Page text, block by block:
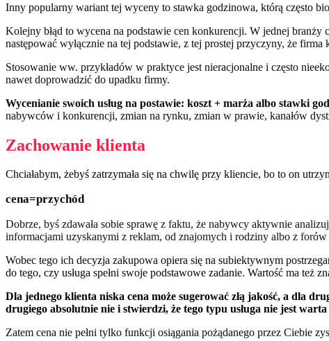
Inny popularny wariant tej wyceny to stawka godzinowa, którą często
Kolejny błąd to wycena na podstawie cen konkurencji. W jednej
następować wyłącznie na tej podstawie, z tej prostej przyczyny, że
Stosowanie ww. przykładów w praktyce jest nieracjonalne i często
nawet doprowadzić do upadku firmy.
Wycenianie swoich usług na postawie: koszt + marża albo stawki
nabywców i konkurencji, zmian na rynku, zmian w prawie, kanałów
Zachowanie klienta
Chciałabym, żebyś zatrzymała się na chwilę przy kliencie, bo to on
cena=przychód
Dobrze, byś zdawała sobie sprawę z faktu, że nabywcy aktywnie
informacjami uzyskanymi z reklam, od znajomych i rodziny albo z
Wobec tego ich decyzja zakupowa opiera się na subiektywnym
do tego, czy usługa spełni swoje podstawowe zadanie. Wartość ma też
Dla jednego klienta niska cena może sugerować złą jakość, a dla
drugiego absolutnie nie i stwierdzi, że tego typu usługa nie jest
Zatem cena nie pełni tylko funkcji osiągania pożądanego przez Ciebie